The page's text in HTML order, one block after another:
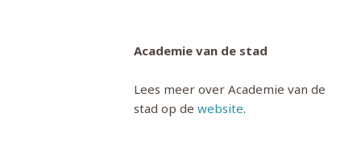
Academie van de stad
Lees meer over Academie van de
stad op de website.